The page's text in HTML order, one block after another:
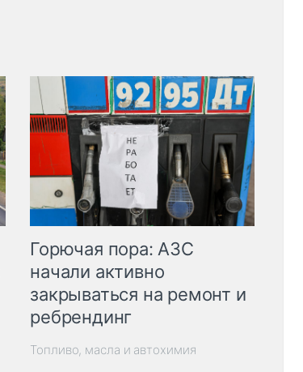
Горючая пора: АЗС
начали активно
закрываться на ремонт и
ребрендинг
Топливо, масла и автохимия